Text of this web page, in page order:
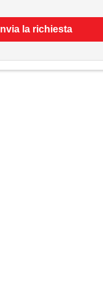
Invia la richiesta